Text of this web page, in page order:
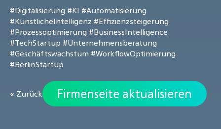
#Digitalisierung #KI #Automatisierung
#KünstlicheIntelligenz #Effizienzsteigerung
#Prozessoptimierung #BusinessIntelligence
#TechStartup #Unternehmensberatung
#Geschäftswachstum #WorkflowOptimierung
#BerlinStartup
« Zurück Firmenseite aktualisieren